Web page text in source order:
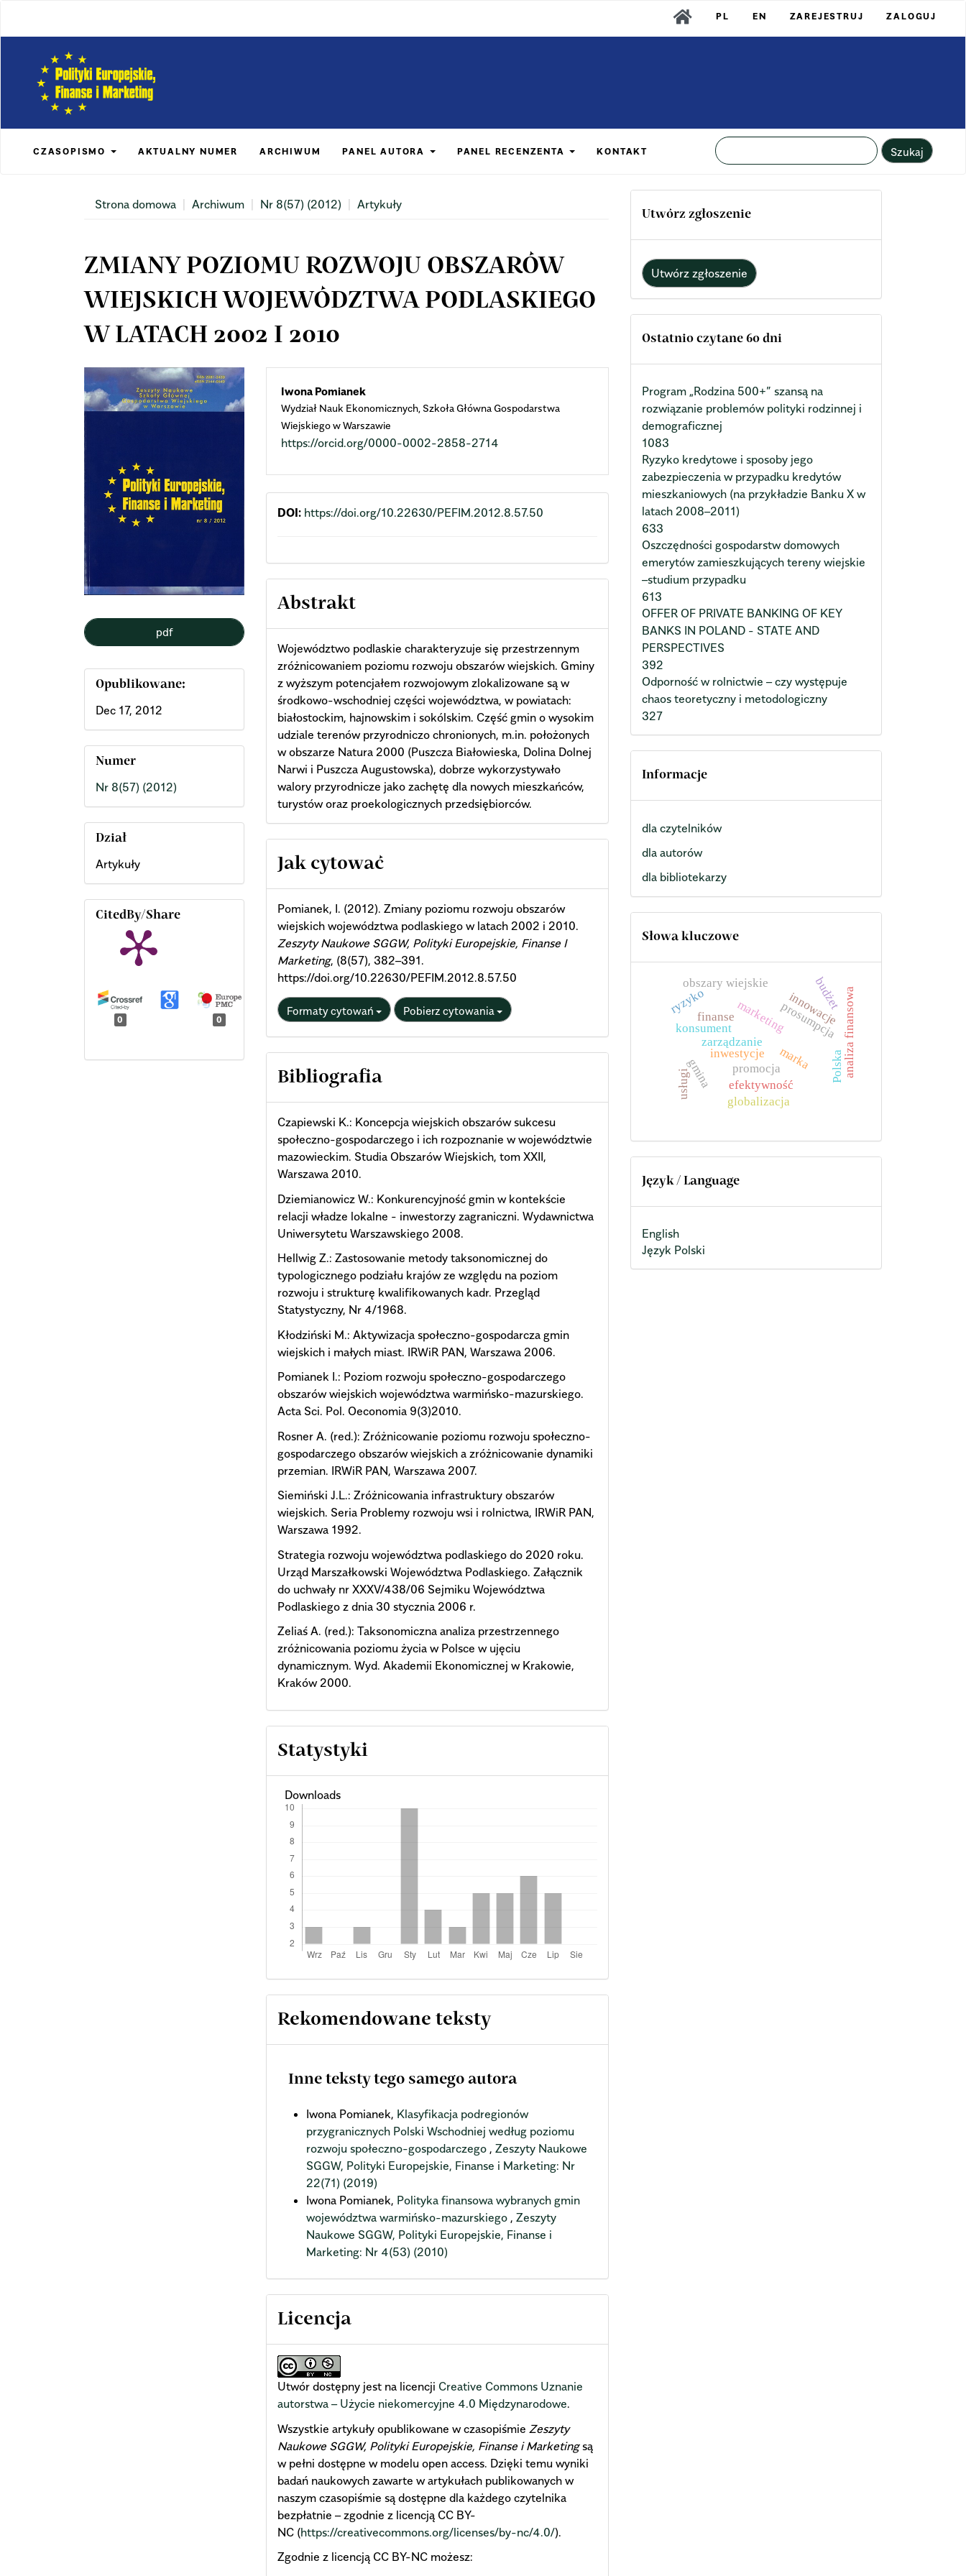
Content
Sidebar
PL EN ZAREJESTRUJ ZALOGUJ
CZASOPISMO AKTUALNY NUMER ARCHIWUM PANEL AUTORA PANEL RECENZENTA KONTAKT Szukaj
Strona domowa Archiwum Nr 8(57) (2012) Artykuły
ZMIANY POZIOMU ROZWOJU OBSZARÓW
WIEJSKICH WOJEWÓDZTWA PODLASKIEGO
W LATACH 2002 I 2010
Article
Sidebar
pdf
Opublikowane:
Dec 17, 2012
Numer
Nr 8(57) (2012)
Dział
Artykuły
CitedBy/Share
0 0
Main
Article
Content
Iwona Pomianek
Wydział Nauk Ekonomicznych, Szkoła Główna Gospodarstwa
Wiejskiego w Warszawie
https://orcid.org/0000-0002-2858-2714
DOI: https://doi.org/10.22630/PEFIM.2012.8.57.50
Abstrakt
Województwo podlaskie charakteryzuje się przestrzennym
zróżnicowaniem poziomu rozwoju obszarów wiejskich. Gminy
z wyższym potencjałem rozwojowym zlokalizowane są w
środkowo-wschodniej części województwa, w powiatach:
białostockim, hajnowskim i sokólskim. Część gmin o wysokim
udziale terenów przyrodniczo chronionych, m.in. położonych
w obszarze Natura 2000 (Puszcza Białowieska, Dolina Dolnej
Narwi i Puszcza Augustowska), dobrze wykorzystywało
walory przyrodnicze jako zachętę dla nowych mieszkańców,
turystów oraz proekologicznych przedsiębiorców.
Article
Details
Jak cytować
Pomianek, I. (2012). Zmiany poziomu rozwoju obszarów
wiejskich województwa podlaskiego w latach 2002 i 2010.
Zeszyty Naukowe SGGW, Polityki Europejskie, Finanse I
Marketing, (8(57), 382–391.
https://doi.org/10.22630/PEFIM.2012.8.57.50
Formaty cytowań Pobierz cytowania
Bibliografia
Czapiewski K.: Koncepcja wiejskich obszarów sukcesu
społeczno-gospodarczego i ich rozpoznanie w województwie
mazowieckim. Studia Obszarów Wiejskich, tom XXII,
Warszawa 2010.
Dziemianowicz W.: Konkurencyjność gmin w kontekście
relacji władze lokalne - inwestorzy zagraniczni. Wydawnictwa
Uniwersytetu Warszawskiego 2008.
Hellwig Z.: Zastosowanie metody taksonomicznej do
typologicznego podziału krajów ze względu na poziom
rozwoju i strukturę kwalifikowanych kadr. Przegląd
Statystyczny, Nr 4/1968.
Kłodziński M.: Aktywizacja społeczno-gospodarcza gmin
wiejskich i małych miast. IRWiR PAN, Warszawa 2006.
Pomianek I.: Poziom rozwoju społeczno-gospodarczego
obszarów wiejskich województwa warmińsko-mazurskiego.
Acta Sci. Pol. Oeconomia 9(3)2010.
Rosner A. (red.): Zróżnicowanie poziomu rozwoju społeczno-
gospodarczego obszarów wiejskich a zróżnicowanie dynamiki
przemian. IRWiR PAN, Warszawa 2007.
Siemiński J.L.: Zróżnicowania infrastruktury obszarów
wiejskich. Seria Problemy rozwoju wsi i rolnictwa, IRWiR PAN,
Warszawa 1992.
Strategia rozwoju województwa podlaskiego do 2020 roku.
Urząd Marszałkowski Województwa Podlaskiego. Załącznik
do uchwały nr XXXV/438/06 Sejmiku Województwa
Podlaskiego z dnia 30 stycznia 2006 r.
Zeliaś A. (red.): Taksonomiczna analiza przestrzennego
zróżnicowania poziomu życia w Polsce w ujęciu
dynamicznym. Wyd. Akademii Ekonomicznej w Krakowie,
Kraków 2000.
Statystyki
Downloads
Rekomendowane teksty
Inne teksty tego samego autora
Iwona Pomianek, Klasyfikacja podregionów
przygranicznych Polski Wschodniej według poziomu
rozwoju społeczno-gospodarczego ,Zeszyty Naukowe
SGGW, Polityki Europejskie, Finanse i Marketing: Nr
22(71) (2019)
Iwona Pomianek, Polityka finansowa wybranych gmin
województwa warmińsko-mazurskiego ,Zeszyty
Naukowe SGGW, Polityki Europejskie, Finanse i
Marketing: Nr 4(53) (2010)
Licencja
Utwór dostępny jest na licencji Creative Commons Uznanie
autorstwa – Użycie niekomercyjne 4.0 Międzynarodowe.
Wszystkie artykuły opublikowane w czasopiśmie Zeszyty
Naukowe SGGW, Polityki Europejskie, Finanse i Marketingsą
w pełni dostępne w modelu open access. Dzięki temu wyniki
badań naukowych zawarte w artykułach publikowanych w
naszym czasopiśmie są dostępne dla każdego czytelnika
bezpłatnie – zgodnie z licencją CC BY-
NC (https://creativecommons.org/licenses/by-nc/4.0/).
Zgodnie z licencją CC BY-NC możesz:
Utwórz zgłoszenie
Utwórz zgłoszenie
Ostatnio czytane 60 dni
Program „Rodzina 500+” szansą na
rozwiązanie problemów polityki rodzinnej i
demograficznej
1083
Ryzyko kredytowe i sposoby jego
zabezpieczenia w przypadku kredytów
mieszkaniowych (na przykładzie Banku X w
latach 2008–2011)
633
Oszczędności gospodarstw domowych
emerytów zamieszkujących tereny wiejskie
–studium przypadku
613
OFFER OF PRIVATE BANKING OF KEY
BANKS IN POLAND - STATE AND
PERSPECTIVES
392
Odporność w rolnictwie – czy występuje
chaos teoretyczny i metodologiczny
327
Informacje
dla czytelników
dla autorów
dla bibliotekarzy
Słowa kluczowe
gmina marka
marketing
konsument
promocja
obszary wiejskie
finanse prosumpcja
efektywność
inwestycje
globalizacja
usługi
innowacje
Polskaanaliza finansowa
budżet
ryzyko
zarządzanie
Język / Language
English
Język Polski